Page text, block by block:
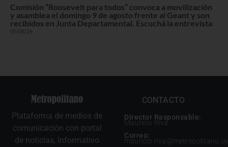
Comisión “Roosevelt para todos” convoca a movilización
y asamblea el domingo 9 de agosto frente al Geant y son
recibidos en Junta Departamental. Escuchá la entrevista
05/08/26
Plataforma de medios de
comunicación con portal
de noticias, Informativo
CONTACTO
Director Responsable:
Mauricio Riva
Correo:
mauricio.riva@metropolitano.uy